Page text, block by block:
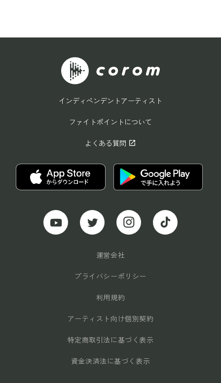
インディペンデントアーティスト
ファイトポイントについて
よくある質問 open_in_new
運営会社
プライバシーポリシー
利用規約
アーティスト向け個別契約
特定商取引法に基づく表示
資金決済法に基づく表示